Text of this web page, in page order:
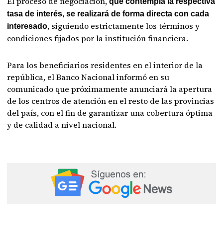
tasa de interés, se realizará de forma directa con cada
interesado, siguiendo estrictamente los términos y
condiciones fijados por la institución financiera.
Para los beneficiarios residentes en el interior de la
república, el Banco Nacional informó en su
comunicado que próximamente anunciará la apertura
de los centros de atención en el resto de las provincias
del país, con el fin de garantizar una cobertura óptima
y de calidad a nivel nacional.